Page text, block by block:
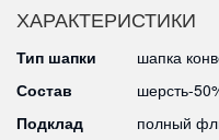
ХАРАКТЕРИСТИКИ
Тип шапки
шапка
Состав
шерсть-
Подклад
полный